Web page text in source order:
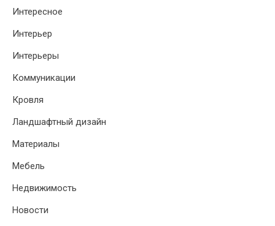
Интересное
Интерьер
Интерьеры
Коммуникации
Кровля
Ландшафтный дизайн
Материалы
Мебель
Недвижимость
Новости